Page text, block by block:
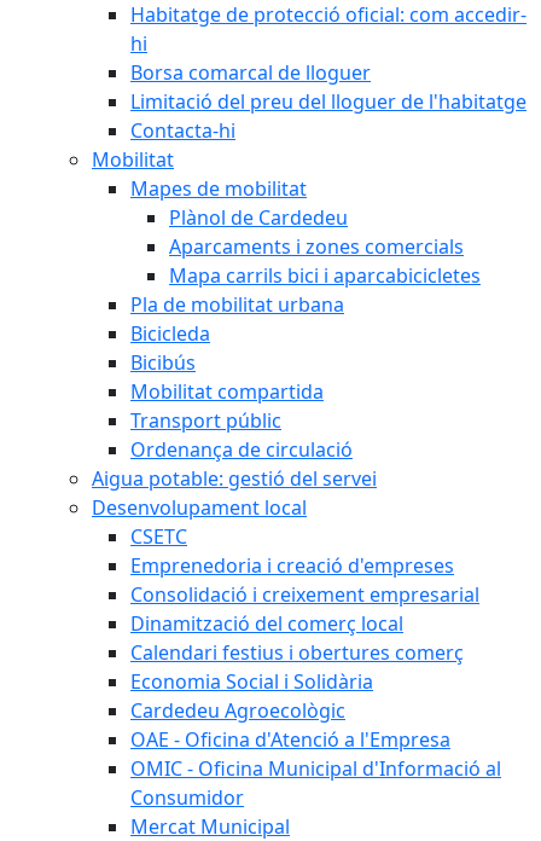
Habitatge de protecció oficial: com accedir-
hi
Borsa comarcal de lloguer
Limitació del preu del lloguer de l'habitatge
Contacta-hi
Mobilitat
Mapes de mobilitat
Plànol de Cardedeu
Aparcaments i zones comercials
Mapa carrils bici i aparcabicicletes
Pla de mobilitat urbana
Bicicleda
Bicibús
Mobilitat compartida
Transport públic
Ordenança de circulació
Aigua potable: gestió del servei
Desenvolupament local
CSETC
Emprenedoria i creació d'empreses
Consolidació i creixement empresarial
Dinamització del comerç local
Calendari festius i obertures comerç
Economia Social i Solidària
Cardedeu Agroecològic
OAE - Oficina d'Atenció a l'Empresa
OMIC - Oficina Municipal d'Informació al
Consumidor
Mercat Municipal